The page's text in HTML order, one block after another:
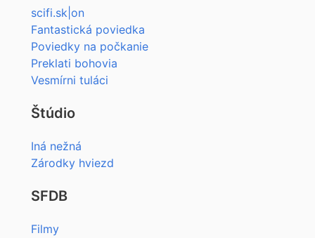
scifi.sk|on
Fantastická poviedka
Poviedky na počkanie
Preklati bohovia
Vesmírni tuláci
Štúdio
Iná nežná
Zárodky hviezd
SFDB
Filmy